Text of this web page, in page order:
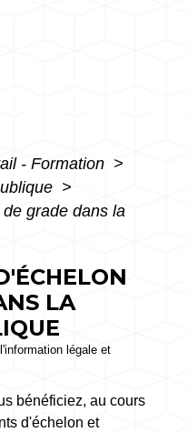
- Formation >
>
grade dans la
LA
légale et
bénéficiez, au cours
d'échelon et